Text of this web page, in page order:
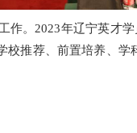
作。2023年辽宁英才
校推荐、前置培养、